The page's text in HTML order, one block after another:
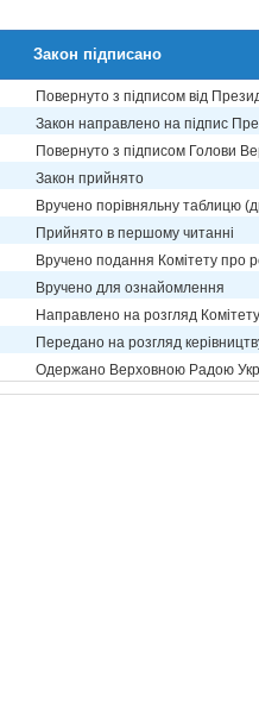
Закон підписано
Повернуто з підписом від
Закон направлено на підпис
Повернуто з підписом Голови
Закон прийнято
Вручено порівняльну таблицю
Прийнято в першому читанні
Вручено подання Комітету про
Вручено для ознайомлення
Направлено на розгляд Комітету
Передано на розгляд
Одержано Верховною Радою